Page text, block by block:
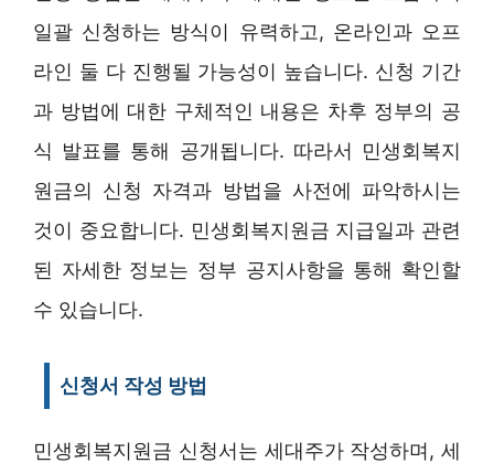
일괄 신청하는 방식이 유력하고, 온라인과 오프
라인 둘 다 진행될 가능성이 높습니다. 신청 기간
과 방법에 대한 구체적인 내용은 차후 정부의 공
식 발표를 통해 공개됩니다. 따라서 민생회복지
원금의 신청 자격과 방법을 사전에 파악하시는
것이 중요합니다. 민생회복지원금 지급일과 관련
된 자세한 정보는 정부 공지사항을 통해 확인할
수 있습니다.
신청서 작성 방법
민생회복지원금 신청서는 세대주가 작성하며, 세